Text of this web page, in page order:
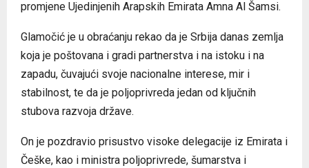
promjene Ujedinjenih Arapskih Emirata Amna Al Šamsi.
Glamočić je u obraćanju rekao da je Srbija danas zemlja
koja je poštovana i gradi partnerstva i na istoku i na
zapadu, čuvajući svoje nacionalne interese, mir i
stabilnost, te da je poljoprivreda jedan od ključnih
stubova razvoja države.
On je pozdravio prisustvo visoke delegacije iz Emirata i
Češke, kao i ministra poljoprivrede, šumarstva i